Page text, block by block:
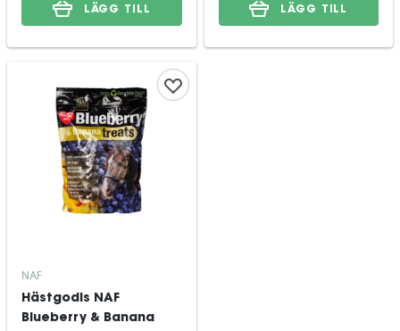
LÄGG TILL LÄGG TILL
NAF
Hästgodis NAF
Blueberry & Banana